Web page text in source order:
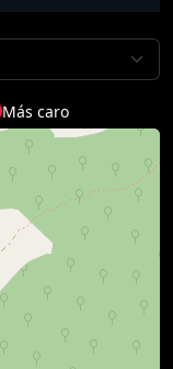
Más caro